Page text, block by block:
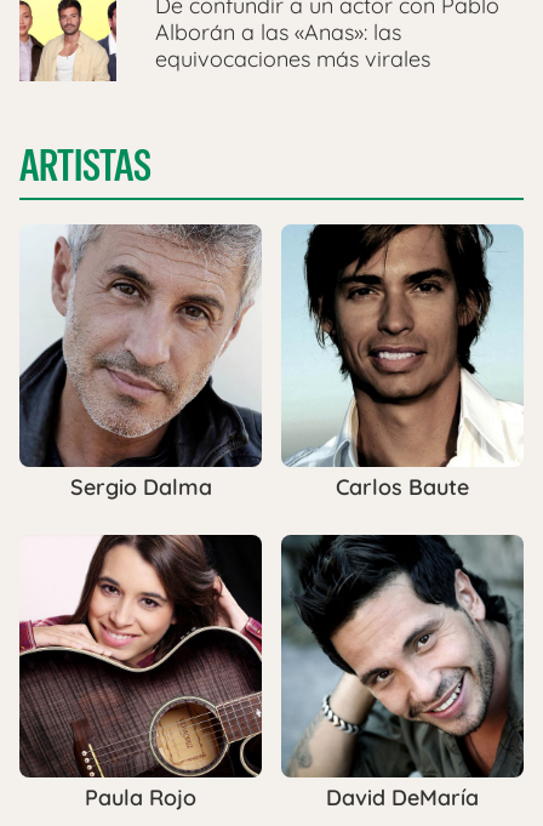
Alborán a las «Anas»: las
equivocaciones más virales
ARTISTAS
Sergio Dalma Carlos Baute
Paula Rojo David DeMaría